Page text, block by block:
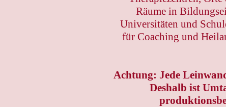
Räume in
Universitäten und
für Coaching und
Achtung: Jede
Deshalb ist